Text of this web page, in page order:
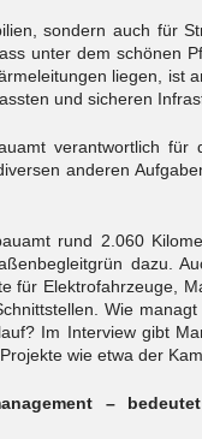
sondern auch für
unter dem schönen
liegen, ist
und sicheren
verantwortlich
anderen
rund 2.060
dazu.
für Elektrofahrzeuge,
Wie
Im Interview gibt
wie etwa der
–